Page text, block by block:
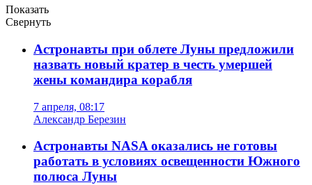
Показать
Свернуть
Астронавты при облете Луны предложили
назвать новый кратер в честь умершей
жены командира корабля
7 апреля, 08:17
Александр Березин
Астронавты NASA оказались не готовы
работать в условиях освещенности Южного
полюса Луны